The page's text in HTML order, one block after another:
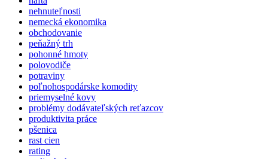
nehnuteľnosti
nemecká ekonomika
obchodovanie
peňažný trh
pohonné hmoty
polovodiče
potraviny
poľnohospodárske komodity
priemyselné kovy
problémy dodávateľských reťazcov
produktivita práce
pšenica
rast cien
rating